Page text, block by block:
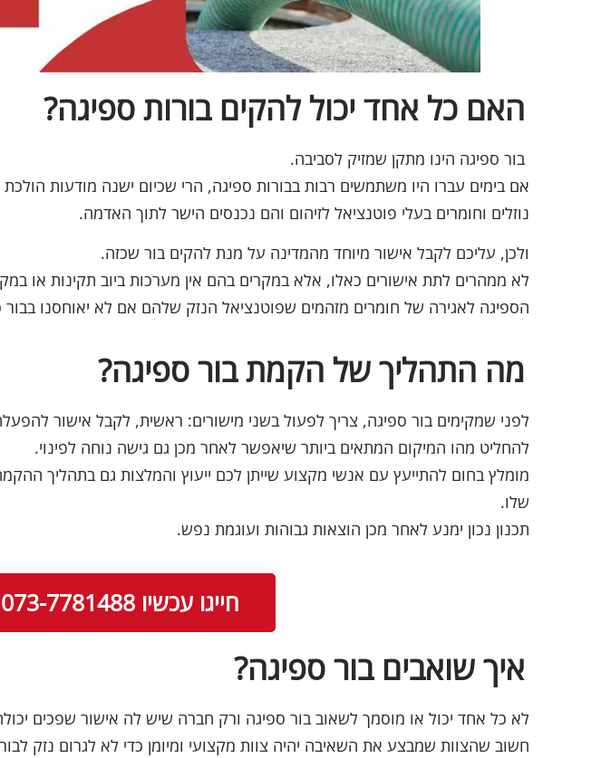
האם כל אחד יכול להקים בורות ספיגה?
בור ספיגה הינו מתקן שמזיק לסביבה.
אם בימים עברו היו משתמשים רבות בבורות ספיגה, הרי שכיום ישנה מודעות
נוזלים וחומרים בעלי פוטנציאל לזיהום והם נכנסים הישר לתוך האדמה.
ולכן, עליכם לקבל אישור מיוחד מהמדינה על מנת להקים בור שכזה.
לא ממהרים לתת אישורים כאלו, אלא במקרים בהם אין מערכות ביוב תקינות או
הספיגה לאגירה של חומרים מזהמים שפוטנציאל הנזק שלהם אם לא יאוחסנו בבור
מה התהליך של הקמת בור ספיגה?
לפני שמקימים בור ספיגה, צריך לפעול בשני מישורים: ראשית, לקבל אישור
להחליט מהו המיקום המתאים ביותר שיאפשר לאחר מכן גם גישה נוחה לפינוי.
מומלץ בחום להתייעץ עם אנשי מקצוע שייתן לכם ייעוץ והמלצות גם בתהליך
שלו.
תכנון נכון ימנע לאחר מכן הוצאות גבוהות ועוגמת נפש.
חייגו עכשיו 073-7781488
איך שואבים בור ספיגה?
לא כל אחד יכול או מוסמך לשאוב בור ספיגה ורק חברה שיש לה אישור שפכים
חשוב שהצוות שמבצע את השאיבה יהיה צוות מקצועי ומיומן כדי לא לגרום נזק